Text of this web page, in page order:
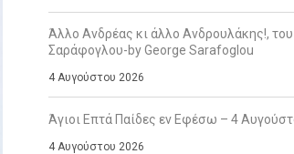
Άλλο Ανδρέας κι άλλο Ανδρουλάκης!, του
Σαράφογλου-by George Sarafoglou
4 Αυγούστου 2026
Άγιοι Επτά Παίδες εν Εφέσω – 4
4 Αυγούστου 2026